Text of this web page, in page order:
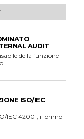
AUDIT
della funzione
ISO/IEC
IEC 42001, il primo